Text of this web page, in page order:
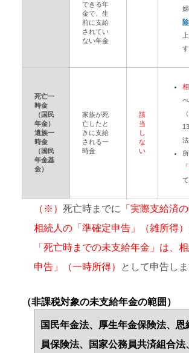
できる年
金で、生
前に支給
されてい
ない年金
婦
除
す
死亡一
時金
（国民
年金）
遺族一
時金
（国民
年金基
金）
家族が死
亡したと
きに支給
される一
時金
該
当
し
な
い
（※） 死亡時までに
「実際支給済
相続人の「準確定申告」（雑所得）
「死亡時までの未支給年金」は、
申告」（一時所得）
として申告しま
（非課税対象の未支給年金の範囲）
国民年金法、厚生年金保険法、恩
員保険法、国家公務員共済組合法